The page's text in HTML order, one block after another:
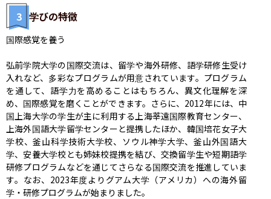
3 学びの特徴
国際感覚を養う
弘前学院大学の国際交流は、留学や海外研修、語学研修生受け
入れなど、多彩なプログラムが用意されています。プログラム
を通して、語学力を高めることはもちろん、異文化理解を深
め、国際感覚を磨くことができます。さらに、2012年には、中
国上海大学の学生が主に利用する上海莘遠国際教育センター、
上海外国語大学留学センターと提携したほか、韓国培花女子大
学校、釜山科学技術大学校、ソウル神学大学、釜山外国語大
学、安養大学校とも姉妹校提携を結び、交換留学生や短期語学
研修プログラムなどを通じてさらなる国際交流を推進していま
す。なお、2023年度よりグアム大学（アメリカ）への海外留
学・研修プログラムが始まりました。